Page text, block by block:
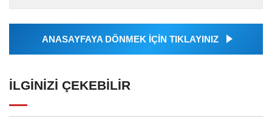
Ajansı tarafından...
ANASAYFAYA DÖNMEK İÇİN TIKLAYINIZ
İLGINIZI ÇEKEBILIR